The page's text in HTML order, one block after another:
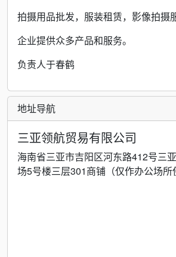
拍摄用品批发，服装租赁，影像拍摄
企业提供众多产品和服务。
负责人于春鹤
地址导航
三亚领航贸易有限公司
海南省三亚市吉阳区河东路412号三
场5号楼三层301商铺（仅作办公场所